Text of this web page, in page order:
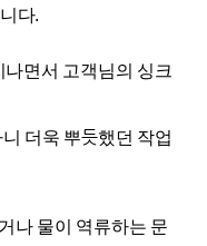
다.
나면서 고객님의 싱크
더욱 뿌듯했던 작업
나 물이 역류하는 문